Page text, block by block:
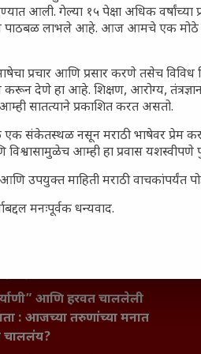
गावठी उपाय – घरच्या
प्राथमिक आराम
तरुण पिढी कुठे हरवली?
किल्ल्यांचे महत्त्व : स्वराज्याच्या
साक्षीदार
आणि हरवत चाललेली
: आजच्या तरुणांच्या मनात
आली. गेल्या १५ पेक्षा अधिक वर्षांच्या
पाठबळ लाभले आहे. आज आमचे एक मोठे
प्रचार आणि प्रसार करणे तसेच
करून देणे हा आहे. शिक्षण, आरोग्य,
सातत्याने प्रकाशित करत असतो.
संकेतस्थळ नसून मराठी भाषेवर प्रेम
आम्ही हा प्रवास
आणि उपयुक्त माहिती मराठी
मनःपूर्वक धन्यवाद.